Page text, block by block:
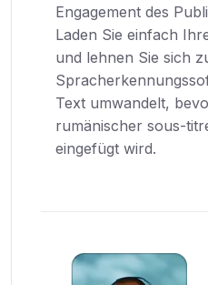
Engagement des
Laden Sie einfach
und lehnen Sie sich
Text umwandelt,
rumänischer sous-
eingefügt wird.